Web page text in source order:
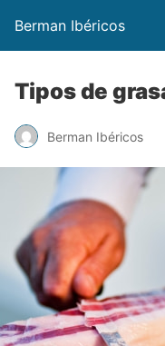
Berman Ibéricos
Tipos de
Berman Ibéricos